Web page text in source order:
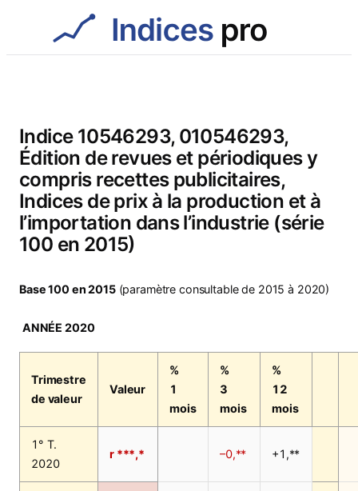
Indice 10546293, 010546293,
Édition de revues et périodiques y
compris recettes publicitaires,
Indices de prix à la production et à
l’importation dans l’industrie (série
100 en 2015)
Base 100 en 2015(paramètre consultable de 2015 à 2020)
ANNÉE 2020
Trimestre
de valeur
Valeur
%
1
mois
%
3
mois
%
12
mois
1° T.
2020
r ***,* –0,** +1,**